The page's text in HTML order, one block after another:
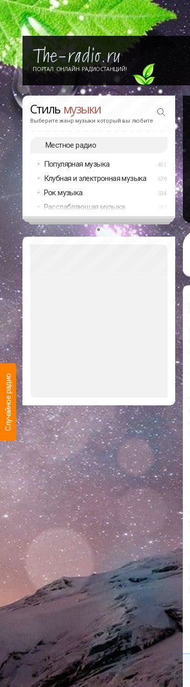
Случайное радио
ПОРТАЛ ОНЛАЙН РАДИОСТАНЦИЙ!
Стиль музыки
Выберите жанр музыки который вы любите
Местное радио
Популярная музыка 411
Клубная и электронная музыка 679
Рок музыка 334
Расслабляющая музыка